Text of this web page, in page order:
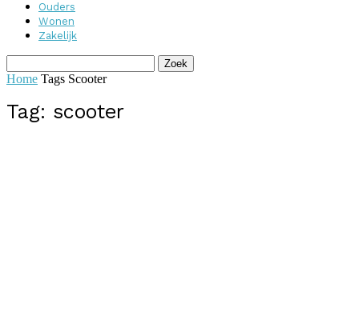
Ouders
Wonen
Zakelijk
Home Tags Scooter
Tag: scooter